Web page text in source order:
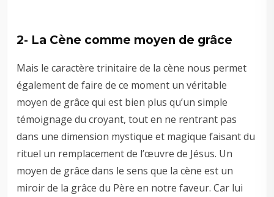
2- La Cène comme moyen de grâce
Mais le caractère trinitaire de la cène nous permet
également de faire de ce moment un véritable
moyen de grâce qui est bien plus qu’un simple
témoignage du croyant, tout en ne rentrant pas
dans une dimension mystique et magique faisant du
rituel un remplacement de l’œuvre de Jésus. Un
moyen de grâce dans le sens que la cène est un
miroir de la grâce du Père en notre faveur. Car lui